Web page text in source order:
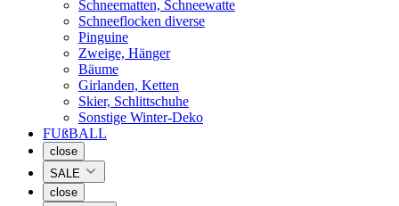
Schneematten, Schneewatte
Schneeflocken diverse
Pinguine
Zweige, Hänger
Bäume
Girlanden, Ketten
Skier, Schlittschuhe
Sonstige Winter-Deko
FUßBALL
close
SALE
close